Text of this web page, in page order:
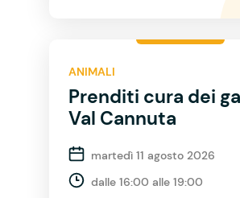
ANIMALI
Prenditi cura dei
Val Cannuta
martedì 11 agosto 2026
dalle 16:00 alle 19:00